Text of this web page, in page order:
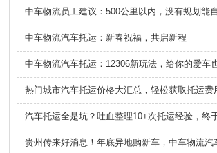
中车物流员工建议：500公里以内，没有规划能
中车物流汽车托运：新春祝福，共启新程
中车物流汽车托运：12306新玩法，给你的爱车也
热门城市汽车托运价格大汇总，轻松获取托运费